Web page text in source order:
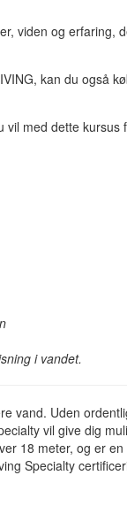
viden og erfaring,
kan du også
med dette kursus
i vandet.
vand. Uden
vil give dig
18 meter, og er
Specialty